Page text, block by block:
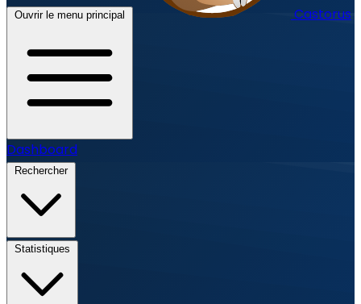
Ouvrir le menu principal Castorus
Dashboard
Rechercher
Statistiques